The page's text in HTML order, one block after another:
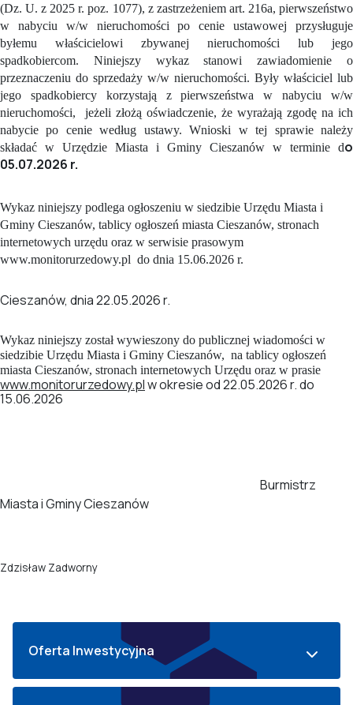
(Dz. U. z 2025 r. poz. 1077), z zastrzeżeniem art. 216a, pierwszeństwo
w nabyciu w/w nieruchomości po cenie ustawowej przysługuje
byłemu właścicielowi zbywanej nieruchomości lub jego
spadkobiercom. Niniejszy wykaz stanowi zawiadomienie o
przeznaczeniu do sprzedaży w/w nieruchomości. Były właściciel lub
jego spadkobiercy korzystają z pierwszeństwa w nabyciu w/w
nieruchomości, jeżeli złożą oświadczenie, że wyrażają zgodę na ich
nabycie po cenie według ustawy.Wnioski w tej sprawie należy
składać w Urzędzie Miasta i Gminy Cieszanów w terminie do
05.07.2026 r.
Wykaz niniejszy podlega ogłoszeniu w siedzibie Urzędu Miasta i
Gminy Cieszanów, tablicy ogłoszeń miasta Cieszanów, stronach
internetowych urzędu oraz w serwisie prasowym
www.monitorurzedowy.pl do dnia 15.06.2026 r.
Cieszanów, dnia 22.05.2026 r.
Wykaz niniejszy został wywieszony do publicznej wiadomości w
siedzibie Urzędu Miasta i Gminy Cieszanów, na tablicy ogłoszeń
miasta Cieszanów, stronach internetowych Urzędu oraz w prasie
www.monitorurzedowy.plw okresie od 22.05.2026 r. do
15.06.2026
Burmistrz
Miasta i Gminy Cieszanów
Zdzisław Zadworny
Oferta Inwestycyjna